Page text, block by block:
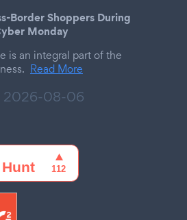
Border Shoppers During
Monday
is an integral part of the
Read More
2026-08-06